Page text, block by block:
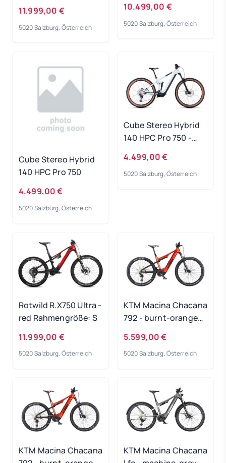
11.999,00 €
5020 Salzburg, Österreich
10.499,00 €
5020 Salzburg, Österreich
Cube Stereo Hybrid
140 HPC Pro 750
4.499,00 €
5020 Salzburg, Österreich
Cube Stereo Hybrid
140 HPC Pro 750 -
Rahmengröße: L
4.499,00 €
5020 Salzburg, Österreich
Rotwild R.X750 Ultra -
red Rahmengröße: S
11.999,00 €
5020 Salzburg, Österreich
KTM Macina Chacana
792 - burnt-orange
5.599,00 €
5020 Salzburg, Österreich
KTM Macina Chacana
KTM Macina Chacana